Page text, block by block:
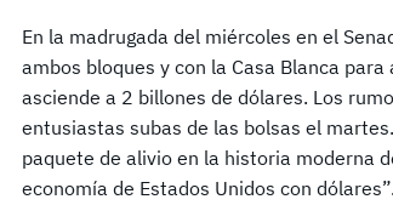
En la madrugada del miércoles en el
ambos bloques y con la Casa Blanca
asciende a 2 billones de dólares. Los
entusiastas subas de las bolsas el
paquete de alivio en la historia moderna
economía de Estados Unidos con